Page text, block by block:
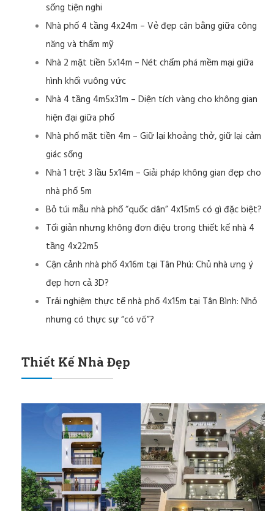
sống tiện nghi
Nhà phố 4 tầng 4x24m – Vẻ đẹp cân bằng giữa công
năng và thẩm mỹ
Nhà 2 mặt tiền 5x14m – Nét chấm phá mềm mại giữa
hình khối vuông vức
Nhà 4 tầng 4m5x31m – Diện tích vàng cho không gian
hiện đại giữa phố
Nhà phố mặt tiền 4m – Giữ lại khoảng thở, giữ lại cảm
giác sống
Nhà 1 trệt 3 lầu 5x14m – Giải pháp không gian đẹp cho
nhà phố 5m
Bỏ túi mẫu nhà phố “quốc dân” 4x15m5 có gì đặc biệt?
Tối giản nhưng không đơn điệu trong thiết kế nhà 4
tầng 4x22m5
Cận cảnh nhà phố 4x16m tại Tân Phú: Chủ nhà ưng ý
đẹp hơn cả 3D?
Trải nghiệm thực tế nhà phố 4x15m tại Tân Bình: Nhỏ
nhưng có thực sự “có võ”?
Thiết Kế Nhà Đẹp